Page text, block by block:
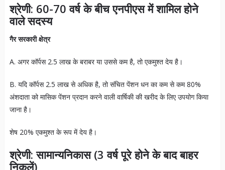
श्रेणी: 60-70 वर्ष के बीच एनपीएस में शामिल होने
वाले सदस्य
गैर सरकारी क्षेत्र
A. अगर कॉर्पस 2.5 लाख के बराबर या उससे कम है, तो एकमुश्त देय है।
B. यदि कॉर्पस 2.5 लाख से अधिक है, तो संचित पेंशन धन का कम से कम 80%
अंशदाता को मासिक पेंशन प्रदान करने वाली वार्षिकी की खरीद के लिए उपयोग किया
जाना है।
शेष 20% एकमुश्त के रूप में देय है।
श्रेणी:सामान्यनिकास(3वर्ष पूरे होने के बाद बाहर
निकलें)